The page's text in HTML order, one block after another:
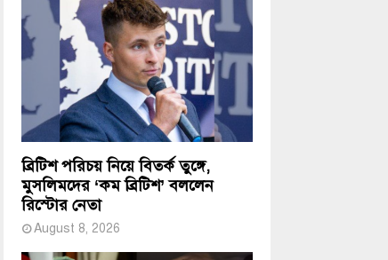
ব্রিটিশ পরিচয় নিয়ে বিতর্ক তুঙ্গে,
মুসলিমদের ‘কম ব্রিটিশ’ বললেন
রিস্টোর নেতা
August 8, 2026